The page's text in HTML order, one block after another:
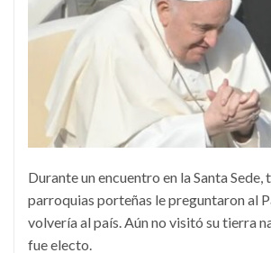
Durante un encuentro en la Santa Sede,
parroquias porteñas le preguntaron al
volvería al país. Aún no visitó su tierra
fue electo.